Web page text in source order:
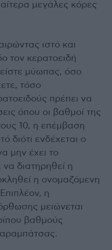
μεγάλες κόρες
ιστό και
τον κερατοειδή
μύωπας, όσο
τόσο
πρέπει να
όπου οι βαθμοί της
10, η επέμβαση
διότι ενδέχεται ο
μην έχει το
διατηρηθεί η
η ονομαζόμενη
η
μειώνεται
βαθμούς